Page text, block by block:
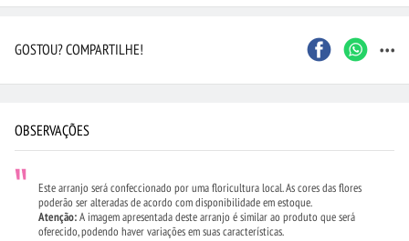
GOSTOU? COMPARTILHE! ...
OBSERVAÇÕES
Este arranjo será confeccionado por uma floricultura local. As cores das flores
poderão ser alteradas de acordo com disponibilidade em estoque.
Atenção:A imagem apresentada deste arranjo é similar ao produto que será
oferecido, podendo haver variações em suas características.